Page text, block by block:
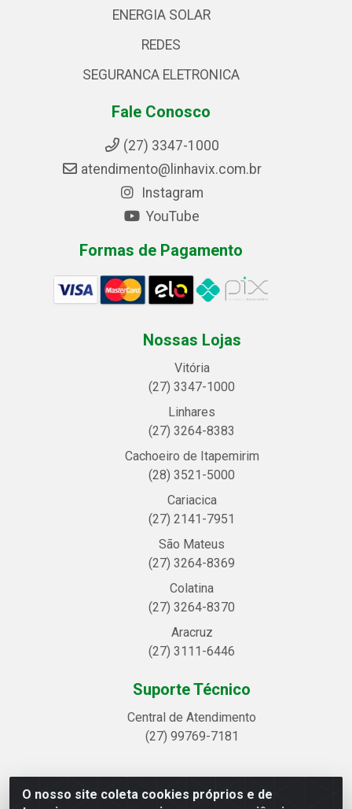
O nosso site coleta cookies próprios e de
ENERGIA SOLAR
REDES
SEGURANCA ELETRONICA
Fale Conosco
(27) 3347-1000
atendimento@linhavix.com.br
Instagram
YouTube
Formas de Pagamento
Nossas Lojas
Vitória
(27) 3347-1000
Linhares
(27) 3264-8383
Cachoeiro de Itapemirim
(28) 3521-5000
Cariacica
(27) 2141-7951
São Mateus
(27) 3264-8369
Colatina
(27) 3264-8370
Aracruz
(27) 3111-6446
Suporte Técnico
Central de Atendimento
(27) 99769-7181
Linhavix Distribuidora LTDA - Avenida Alegre, 2521 -